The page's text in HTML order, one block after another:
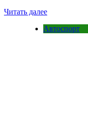
Читать далее
Автоспорт